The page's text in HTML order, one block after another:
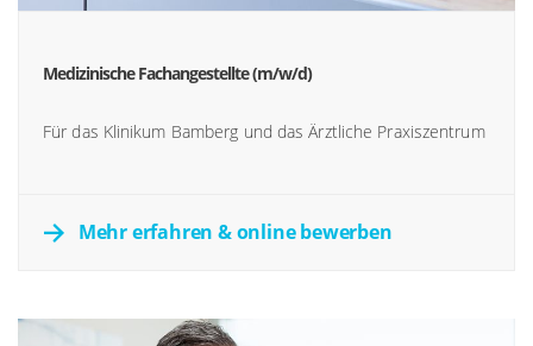
Medizinische Fachangestellte (m/w/d)
Für das Klinikum Bamberg und das Ärztliche Praxiszentrum
Mehr erfahren & online bewerben